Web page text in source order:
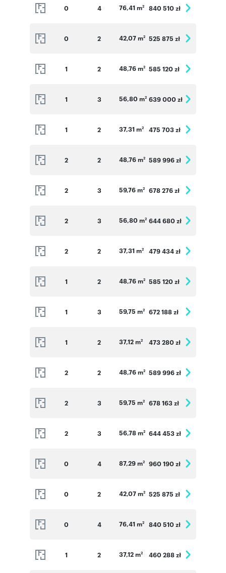
0 4 76,41 m2 840 510 zł
0 2 42,07 m2 525 875 zł
1 2 48,76 m2 585 120 zł
1 3 56,80 m2 639 000 zł
1 2 37,31 m2 475 703 zł
2 2 48,76 m2 589 996 zł
2 3 59,76 m2 678 276 zł
2 3 56,80 m2 644 680 zł
2 2 37,31 m2 479 434 zł
1 2 48,76 m2 585 120 zł
1 3 59,75 m2 672 188 zł
1 2 37,12 m2 473 280 zł
2 2 48,76 m2 589 996 zł
2 3 59,75 m2 678 163 zł
2 3 56,78 m2 644 453 zł
0 4 87,29 m2 960 190 zł
0 2 42,07 m2 525 875 zł
0 4 76,41 m2 840 510 zł
1 2 37,12 m2 460 288 zł